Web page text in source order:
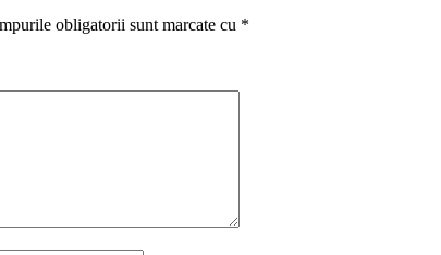
obligatorii sunt marcate cu *